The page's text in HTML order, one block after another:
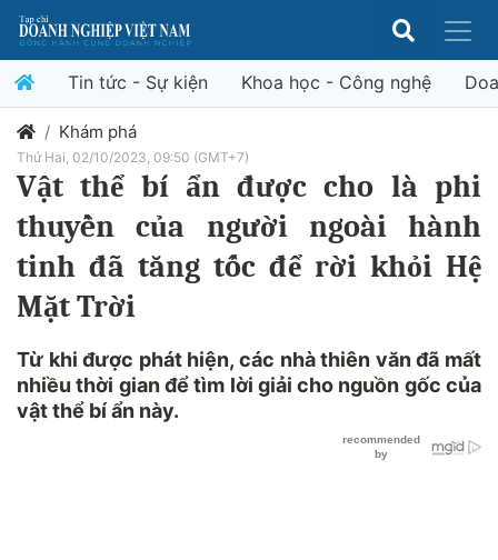
Tin tức - Sự kiện Khoa học - Công nghệ
Khám phá
Thứ Hai, 02/10/2023, 09:50 (GMT+7)
Vật thể bí ẩn được cho là phi
thuyền của người ngoài hành
tinh đã tăng tốc để rời khỏi Hệ
Mặt Trời
Từ khi được phát hiện, các nhà thiên văn đã mất
nhiều thời gian để tìm lời giải cho nguồn gốc của
vật thể bí ẩn này.